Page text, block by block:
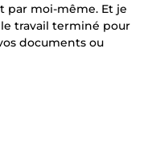
par moi-même. Et je
travail terminé pour
documents ou